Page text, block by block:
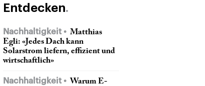
Entdecken
Nachhaltigkeit
Matthias
Egli: «Jedes Dach kann
Solarstrom liefern, effizient und
wirtschaftlich»
Nachhaltigkeit
Warum E-